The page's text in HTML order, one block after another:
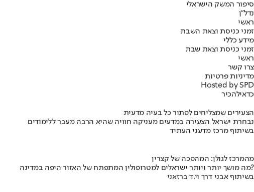
סיפור המשק הישראלי
נדל"ן
ראשי
זמני כניסת וצאת השבת
מידע כללי
זמני כניסת וצאת שבת
ראשי
צרו קשר
מדיניות פרטיות
Hosted by SPD
כדאילהכיר
הצעירים שמצליחים לפתור כל בעיה מדעית
נבחרת ישראל הצעירה במדעים מעניקה חוויה שהיא הרבה מעבר ללימודים
בשיתוף מרכז מדעני העתיד
מהמרכז לגולן: המהפכה של קצרין
מה מושך יותר ויותר ישראלים למטרופולין המתפתח של האזור היפה במדינה?
בשיתוף אבני דרך וי.ד ברזאני